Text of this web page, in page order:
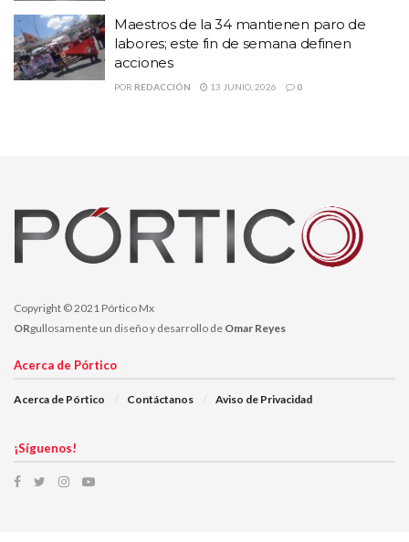
Maestros de la 34 mantienen paro de
labores; este fin de semana definen
acciones
POR REDACCIÓN 13 JUNIO, 2026 0
Copyright © 2021 Pórtico Mx
ORgullosamente un diseño y desarrollo de Omar Reyes
Acerca de Pórtico
Acerca de Pórtico Contáctanos Aviso de Privacidad
¡Síguenos!